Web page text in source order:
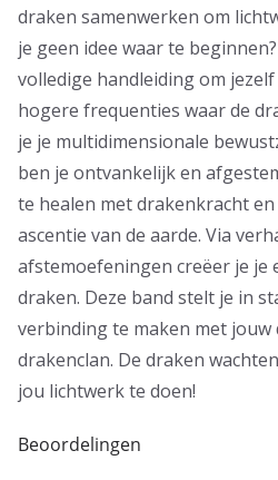
draken samenwerken om
je geen idee waar te
volledige handleiding om
hogere frequenties waar de
je je multidimensionale
ben je ontvankelijk en
te healen met drakenkracht
ascentie van de aarde. Via
afstemoefeningen creëer je je
draken. Deze band stelt je in
verbinding te maken met
drakenclan. De draken
jou lichtwerk te doen!
Beoordelingen